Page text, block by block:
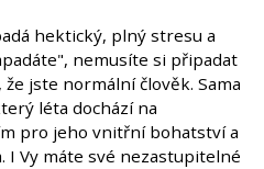
hektický, plný stresu a
nemusíte si připadat
jste normální člověk. Sama
léta dochází na
pro jeho vnitřní bohatství a
I Vy máte své nezastupitelné